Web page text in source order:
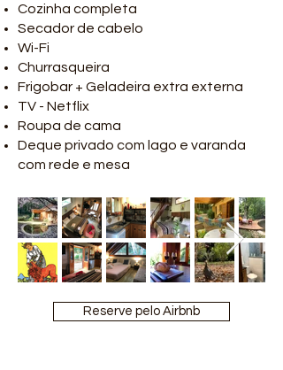
Cozinha completa
Secador de cabelo
Wi-Fi
Churrasqueira
Frigobar + Geladeira extra externa
TV - Netflix
Roupa de cama
Deque privado com lago e varanda
com rede e mesa
Reserve pelo Airbnb